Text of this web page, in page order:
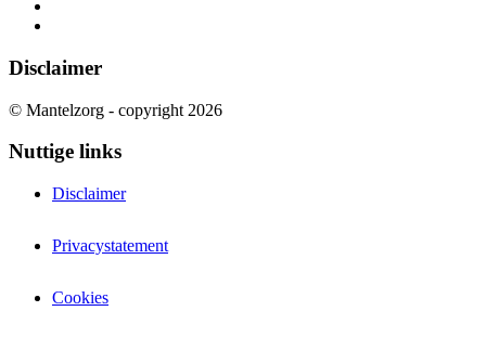
Disclaimer
© Mantelzorg - copyright 2026
Nuttige links
Disclaimer
Privacystatement
Cookies